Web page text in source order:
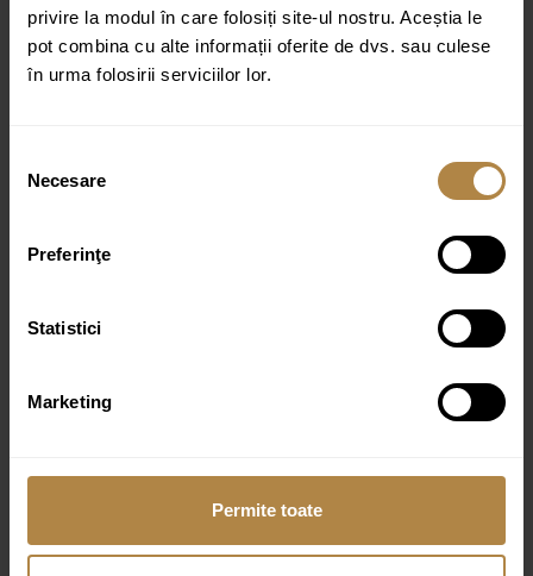
privire la modul în care folosiți site-ul nostru. Aceștia le
pot combina cu alte informații oferite de dvs. sau culese
în urma folosirii serviciilor lor.
consimțământului
Necesare
Preferinţe
Statistici
Marketing
Permite toate
Furtun de dus flexibil acoperit cu PVC (028)
Lungime: 150 cm
Manta din PVC
Cot de dus din alama cu suport de dus manual
(8815)
Distanta fata de perete: 6.6 cm
Corpul ingropat necesar instalarii este inclus in
pachet
WATER aeriseste apa, facand-o fina si placuta la
tehnologie ANTI-SCALE